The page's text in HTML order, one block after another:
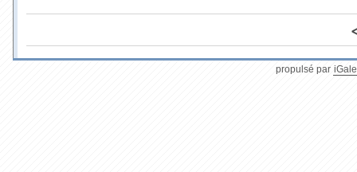
propulsé par